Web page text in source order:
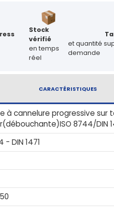
Stock
vérifié
en temps
réel
et quantité
demande
CARACTÉRISTIQUES
à cannelure progressive sur
8744/DIN
- DIN 1471